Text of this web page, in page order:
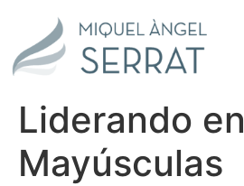
Liderando en
Mayúsculas